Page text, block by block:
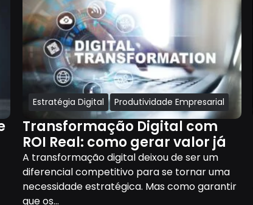
Estratégia Digital Produtividade Empresarial
Transformação Digital com
ROI Real: como gerar valor já
A transformação digital deixou de ser um
diferencial competitivo para se tornar uma
necessidade estratégica. Mas como garantir
que os...